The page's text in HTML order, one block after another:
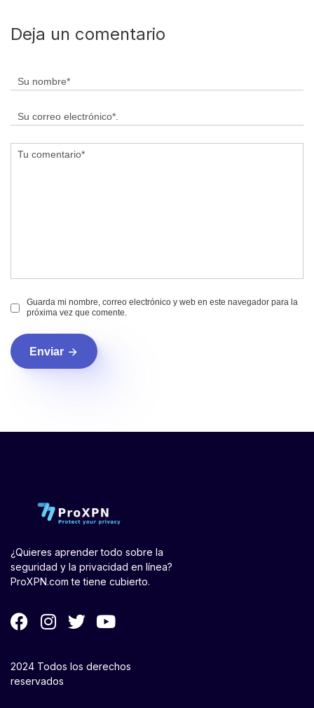
Deja un comentario
Guarda mi nombre, correo electrónico y web en este navegador para la
próxima vez que comente.
Enviar
¿Quieres aprender todo sobre la
seguridad y la privacidad en línea?
ProXPN.com te tiene cubierto.
2024 Todos los derechos
reservados